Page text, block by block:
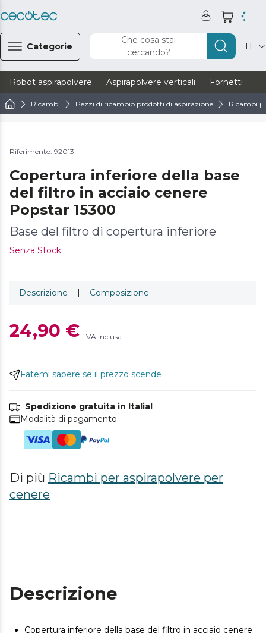
Categorie
Che cosa stai
cercando?
IT
Robot aspirapolvere Aspirapolvere verticali Fornetti
Ricambi Pezzi di ricambio prodotti di aspirazione Ricambi
Riferimento: 92013
Copertura inferiore della base
del filtro in acciaio cenere
Popstar 15300
Base del filtro di copertura inferiore
Senza Stock
Descrizione | Composizione
24,90 € IVA inclusa
Fatemi sapere se il prezzo scende
Spedizione gratuita in Italia!
Modalità di pagamento.
Di più Ricambi per aspirapolvere per
cenere
Descrizione
Copertura inferiore della base del filtro in acciaio cenere